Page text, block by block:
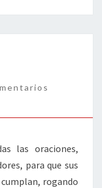
las oraciones,
para que sus
rogando